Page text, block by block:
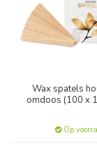
Wax spatels
omdoos (100 x
Op